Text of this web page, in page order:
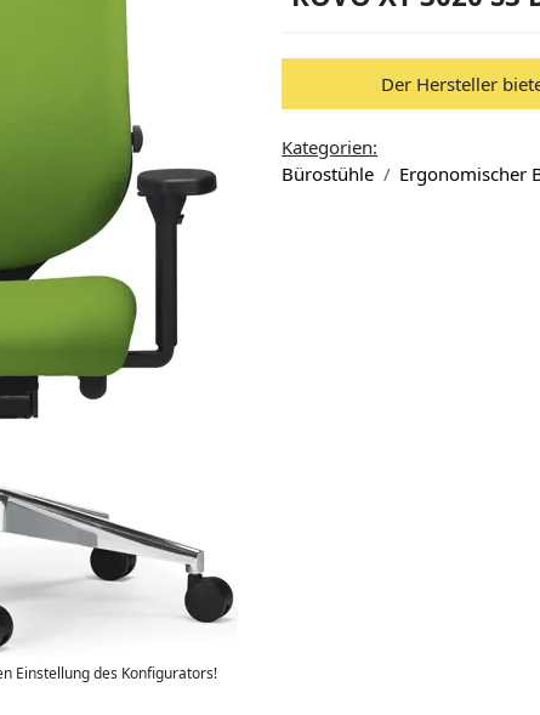
Einstellung des Konfigurators!
Der Hersteller
Kategorien:
Bürostühle
Ergonomischer